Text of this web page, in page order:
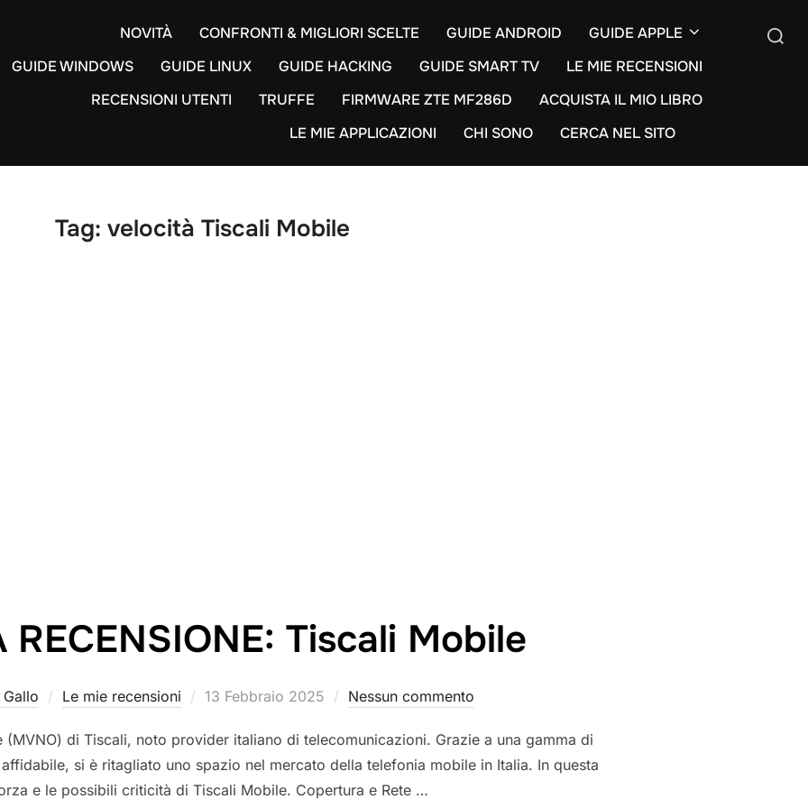
NOVITÀ CONFRONTI & MIGLIORI SCELTE GUIDE ANDROID
GUIDE APPLE
GUIDE WINDOWS
GUIDE LINUX GUIDE HACKING GUIDE SMART TV
LE MIE RECENSIONI
RECENSIONI UTENTI
TRUFFE FIRMWARE ZTE MF286D
ACQUISTA IL MIO LIBRO
LE MIE APPLICAZIONI
CHI SONO CERCA NEL SITO
Tag: velocità Tiscali Mobile
RECENSIONE: Tiscali Mobile
Le mie recensioni
Pubblicato
13 Febbraio 2025 Nessun commento
(MVNO) di Tiscali, noto provider italiano di telecomunicazioni. Grazie a una gamma di
si è ritagliato uno spazio nel mercato della telefonia mobile in Italia. In questa
e le possibili criticità di Tiscali Mobile. Copertura e Rete …